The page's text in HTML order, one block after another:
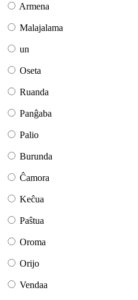
Armena
Malajalama
un
Oseta
Ruanda
Panĝaba
Palio
Burunda
Ĉamora
Keĉua
Paŝtua
Oroma
Orijo
Vendaa